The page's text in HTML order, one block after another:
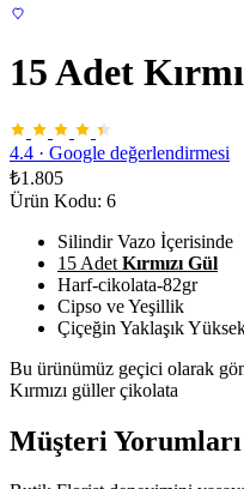
15 Adet
4.4 · Google değerlendirmesi
₺1.805
Ürün Kodu: 6
Silindir Vazo İçerisinde
15 Adet Kırmızı Gül
Harf-cikolata-82gr
Cipso ve Yeşillik
Çiçeğin Yaklaşık
Bu ürünümüz geçici olarak
Kırmızı güller çikolata
Müşteri Yorumları